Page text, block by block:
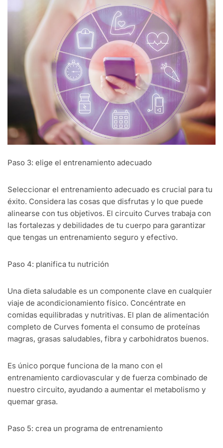
Paso 3: elige el entrenamiento adecuado
Seleccionar el entrenamiento adecuado es crucial para tu
éxito. Considera las cosas que disfrutas y lo que puede
alinearse con tus objetivos. El circuito Curves trabaja con
las fortalezas y debilidades de tu cuerpo para garantizar
que tengas un entrenamiento seguro y efectivo.
Paso 4: planifica tu nutrición
Una dieta saludable es un componente clave en cualquier
viaje de acondicionamiento físico. Concéntrate en
comidas equilibradas y nutritivas. El plan de alimentación
completo de Curves fomenta el consumo de proteínas
magras, grasas saludables, fibra y carbohidratos buenos.
Es único porque funciona de la mano con el
entrenamiento cardiovascular y de fuerza combinado de
nuestro circuito, ayudando a aumentar el metabolismo y
quemar grasa.
Paso 5: crea un programa de entrenamiento